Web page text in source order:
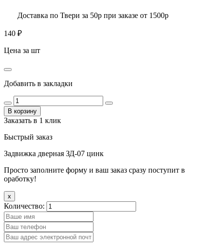
Доставка по Твери за 50р при заказе от 1500р
140 ₽
Цена за шт
Добавить в закладки
В корзину
Заказать в 1 клик
Быстрый заказ
Задвижка дверная ЗД-07 цинк
Просто заполните форму и ваш заказ сразу поступит в
оработку!
x
Количество: